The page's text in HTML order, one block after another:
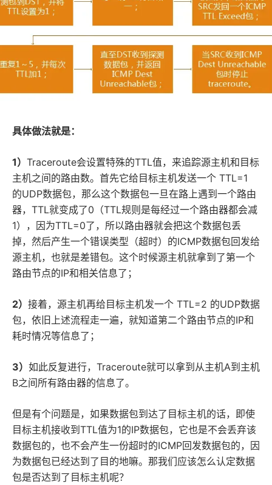
具体做法就是：
1） Traceroute会设置特殊的TTL值，来追踪源主机和目标
主机之间的路由数。首先它给目标主机发送一个 TTL=1
的UDP数据包，那么这个数据包一旦在路上遇到一个路由
器，TTL就变成了0（TTL规则是每经过一个路由器都会减
1），因为TTL=0了，所以路由器就会把这个数据包丢
掉，然后产生一个错误类型（超时）的ICMP数据包回发给
源主机，也就是差错包。这个时候源主机就拿到了第一个
路由节点的IP和相关信息了；
2） 接着，源主机再给目标主机发一个 TTL=2 的UDP数据
包，依旧上述流程走一遍，就知道第二个路由节点的IP和
耗时情况等信息了；
3） 如此反复进行，Traceroute就可以拿到从主机A到主机
B之间所有路由器的信息了。
但是有个问题是，如果数据包到达了目标主机的话，即使
目标主机接收到TTL值为1的IP数据包，它也是不会丢弃该
数据包的，也不会产生一份超时的ICMP回发数据包的，因
为数据包已经达到了目的地嘛。那我们应该怎么认定数据
包是否达到了目标主机呢？